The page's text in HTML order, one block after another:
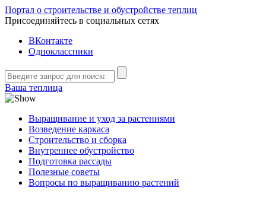
Портал о строительстве и обустройстве теплиц
Присоединяйтесь в социальных сетях
ВКонтакте
Одноклассники
Ваша теплица
Выращивание и уход за растениями
Возведение каркаса
Строительство и сборка
Внутреннее обустройство
Подготовка рассады
Полезные советы
Вопросы по выращиванию растений